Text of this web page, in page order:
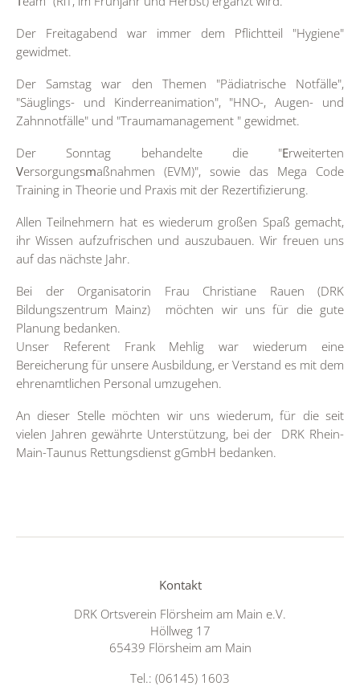
Der Freitagabend war immer dem Pflichtteil "Hygiene"
gewidmet.
Der Samstag war den Themen "Pädiatrische Notfälle",
"Säuglings- und Kinderreanimation", "HNO-, Augen- und
Zahnnotfälle" und "Traumamanagement " gewidmet.
Der Sonntag behandelte die "Erweiterten
Versorgungsmaßnahmen (EVM)", sowie das Mega Code
Training in Theorie und Praxis mit der Rezertifizierung.
Allen Teilnehmern hat es wiederum großen Spaß gemacht,
ihr Wissen aufzufrischen und auszubauen. Wir freuen uns
auf das nächste Jahr.
Bei der Organisatorin Frau Christiane Rauen (DRK
Bildungszentrum Mainz) möchten wir uns für die gute
Planung bedanken.
Unser Referent Frank Mehlig war wiederum eine
Bereicherung für unsere Ausbildung, er Verstand es mit dem
ehrenamtlichen Personal umzugehen.
An dieser Stelle möchten wir uns wiederum, für die seit
vielen Jahren gewährte Unterstützung, bei der DRK Rhein-
Main-Taunus Rettungsdienst gGmbH bedanken.
Kontakt
DRK Ortsverein Flörsheim am Main e.V.
Höllweg 17
65439 Flörsheim am Main
Tel.: (06145) 1603